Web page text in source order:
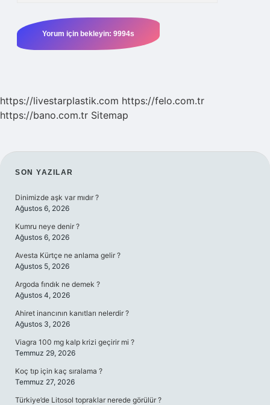
https://livestarplastik.com https://felo.com.tr
https://bano.com.tr Sitemap
SIDEBAR
SON YAZILAR
Dinimizde aşk var mıdır ?
Ağustos 6, 2026
Kumru neye denir ?
Ağustos 6, 2026
Avesta Kürtçe ne anlama gelir ?
Ağustos 5, 2026
Argoda fındık ne demek ?
Ağustos 4, 2026
Ahiret inancının kanıtları nelerdir ?
Ağustos 3, 2026
Viagra 100 mg kalp krizi geçirir mi ?
Temmuz 29, 2026
Koç tıp için kaç sıralama ?
Temmuz 27, 2026
Türkiye’de Litosol topraklar nerede görülür ?